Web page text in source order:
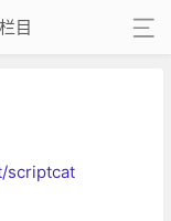
栏目
scriptcat